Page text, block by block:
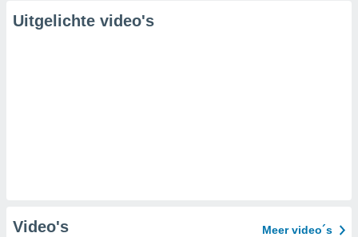
Uitgelichte video's
Video's Meer video´s